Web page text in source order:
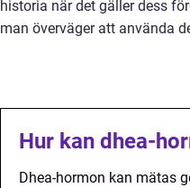
historia när det gäller dess
man överväger att använda
Hur kan dhea-
Dhea-hormon kan mätas